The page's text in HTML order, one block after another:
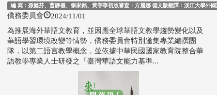
編 寫：孫懿芬、曹靜儀、張家銘、黃亭寧初版審查：方麗娜 德文版翻譯：淡江大學外
僑務委員會 2024/11/01
為推展海外華語文教育，並因應全球華語文教學趨勢變化以及
華語學習環境改變等情勢，僑務委員會特別邀集專業編撰團
隊，以第二語言教學概念，並依據中華民國國家教育院整合華
語教學專業人士研發之「臺灣華語文能力基準...